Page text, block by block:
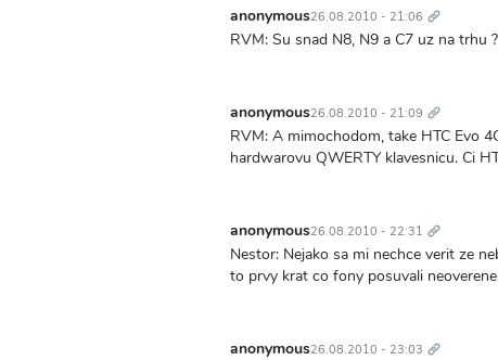
anonymous26.08.2010 - 21:06 odkaz
RVM: Su snad N8, N9 a C7 uz na trhu
anonymous26.08.2010 - 21:09 odkaz
RVM: A mimochodom, take HTC Evo
hardwarovu QWERTY klavesnicu. Ci
anonymous26.08.2010 - 22:31 odkaz
Nestor: Nejako sa mi nechce verit ze
to prvy krat co fony posuvali
anonymous26.08.2010 - 23:03 odkaz